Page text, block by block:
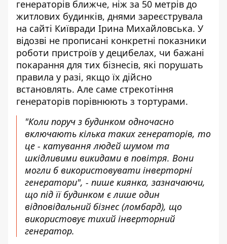
генераторів ближче, ніж за 50 метрів до
житлових будинків, днями зареєструвала
на сайті Київради Ірина Михайловська. У
відозві не прописані конкретні показники
роботи пристроїв у децибелах, чи бажані
покарання для тих бізнесів, які порушать
правила у разі, якщо їх дійсно
встановлять. Але саме стрекотіння
генераторів порівнюють з тортурами.
"Коли поруч з будинком одночасно
включають кілька таких генераторів, то
це - катування людей шумом та
шкідливими викидами в повітря. Вони
могли б використовувати інверторні
генератори", - пише киянка, зазначаючи,
що під її будинком є лише один
відповідальний бізнес (ломбард), що
використовує тихий інверторний
генератор.